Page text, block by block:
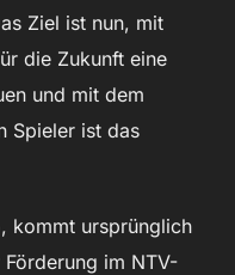
Ziel ist nun, mit
die Zukunft eine
und mit dem
Spieler ist das
kommt ursprünglich
im NTV-